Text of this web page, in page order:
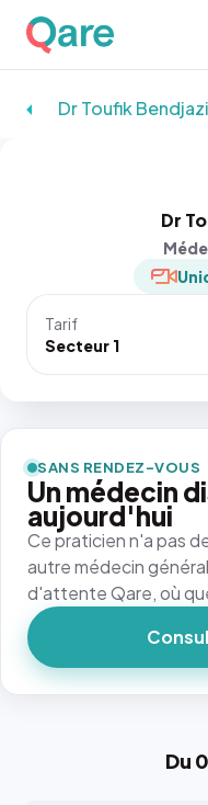
Dr Toufik
Dr
Tarif
Secteur 1
Du
SANS RENDEZ-VOUS
Un médecin
aujourd'hui
Ce praticien n'a pas
autre médecin
d'attente Qare, où